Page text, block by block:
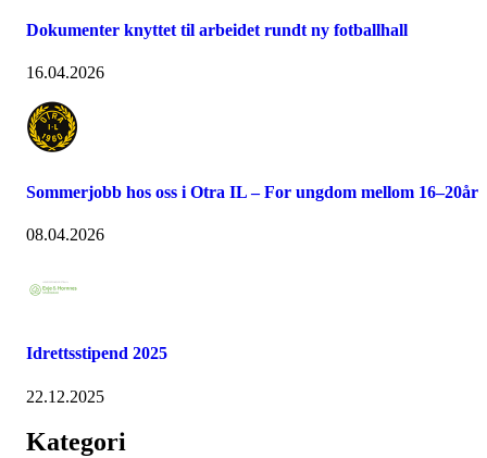
Dokumenter knyttet til arbeidet rundt ny fotballhall
16.04.2026
Sommerjobb hos oss i Otra IL – For ungdom mellom 16–20år
08.04.2026
Idrettsstipend 2025
22.12.2025
Kategori